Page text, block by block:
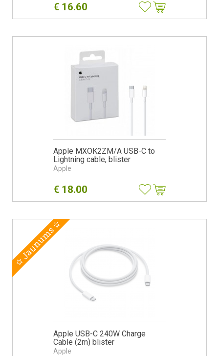
€ 16.60
Apple MXOK2ZM/A USB-C to
Lightning cable, blister
Apple
€ 18.00
Apple USB-C 240W Charge
Cable (2m) blister
Apple
Jaunums